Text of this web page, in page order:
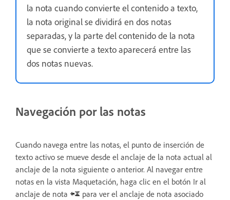
la nota cuando convierte el contenido a texto,
la nota original se dividirá en dos notas
separadas, y la parte del contenido de la nota
que se convierte a texto aparecerá entre las
dos notas nuevas.
Navegación por las notas
Cuando navega entre las notas, el punto de inserción de
texto activo se mueve desde el anclaje de la nota actual al
anclaje de la nota siguiente o anterior. Al navegar entre
notas en la vista Maquetación, haga clic en el botón Ir al
anclaje de nota
para ver el anclaje de nota asociado